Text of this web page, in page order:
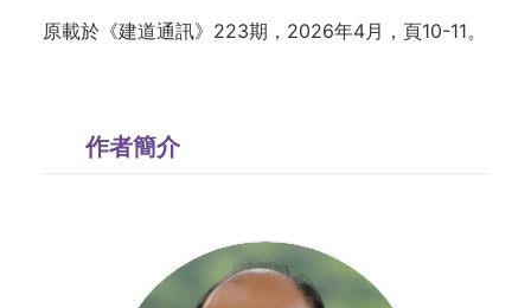
原載於《建道通訊》223期，2026年4月，頁10-11。
作者簡介